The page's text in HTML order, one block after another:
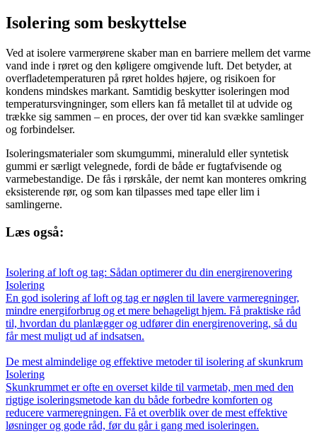
Isolering som beskyttelse
Ved at isolere varmerørene skaber man en barriere mellem det varme
vand inde i røret og den køligere omgivende luft. Det betyder, at
overfladetemperaturen på røret holdes højere, og risikoen for
kondens mindskes markant. Samtidig beskytter isoleringen mod
temperatursvingninger, som ellers kan få metallet til at udvide og
trække sig sammen – en proces, der over tid kan svække samlinger
og forbindelser.
Isoleringsmaterialer som skumgummi, mineraluld eller syntetisk
gummi er særligt velegnede, fordi de både er fugtafvisende og
varmebestandige. De fås i rørskåle, der nemt kan monteres omkring
eksisterende rør, og som kan tilpasses med tape eller lim i
samlingerne.
Læs også:
Isolering af loft og tag: Sådan optimerer du din energirenovering
Isolering
En god isolering af loft og tag er nøglen til lavere varmeregninger,
mindre energiforbrug og et mere behageligt hjem. Få praktiske råd
til, hvordan du planlægger og udfører din energirenovering, så du
får mest muligt ud af indsatsen.
De mest almindelige og effektive metoder til isolering af skunkrum
Isolering
Skunkrummet er ofte en overset kilde til varmetab, men med den
rigtige isoleringsmetode kan du både forbedre komforten og
reducere varmeregningen. Få et overblik over de mest effektive
løsninger og gode råd, før du går i gang med isoleringen.